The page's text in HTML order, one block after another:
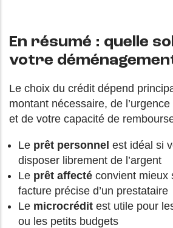
En résumé : quelle
votre
Le choix du crédit dépend
montant nécessaire, de
et de votre capacité de
Le prêt personnel est idéal si
disposer librement de l’argent
Le prêt affecté convient mieux
facture précise d’un prestataire
Le microcrédit est utile pour
ou les petits budgets